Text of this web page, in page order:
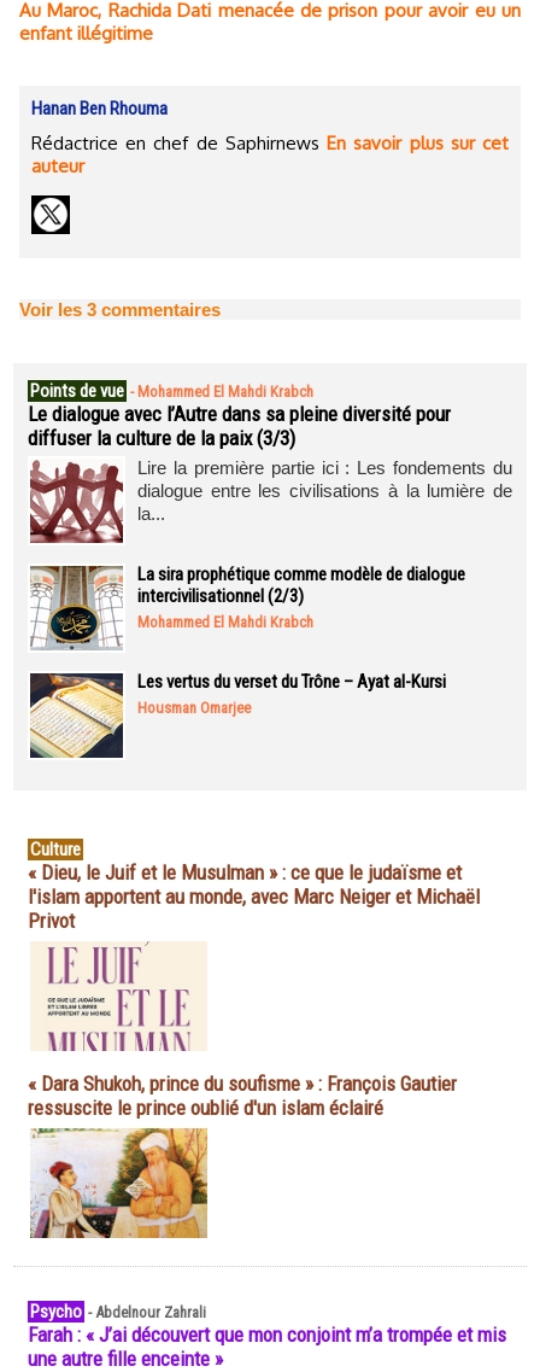
Au Maroc, Rachida Dati menacée de prison pour avoir eu un
enfant illégitime
Hanan Ben Rhouma
Rédactrice en chef de SaphirnewsEn savoir plus sur cet
auteur
Voir les 3 commentaires
Points de vue - Mohammed El Mahdi Krabch
Le dialogue avec l’Autre dans sa pleine diversité pour
diffuser la culture de la paix (3/3)
Lire la première partie ici : Les fondements du
dialogue entre les civilisations à la lumière de
la...
La sira prophétique comme modèle de dialogue
intercivilisationnel (2/3)
Mohammed El Mahdi Krabch
Les vertus du verset du Trône – Ayat al-Kursi
Housman Omarjee
Culture
« Dieu, le Juif et le Musulman » : ce que le judaïsme et
l'islam apportent au monde, avec Marc Neiger et Michaël
Privot
« Dara Shukoh, prince du soufisme » : François Gautier
ressuscite le prince oublié d'un islam éclairé
Psycho -Abdelnour Zahrali
Farah : « J’ai découvert que mon conjoint m’a trompée et mis
une autre fille enceinte »